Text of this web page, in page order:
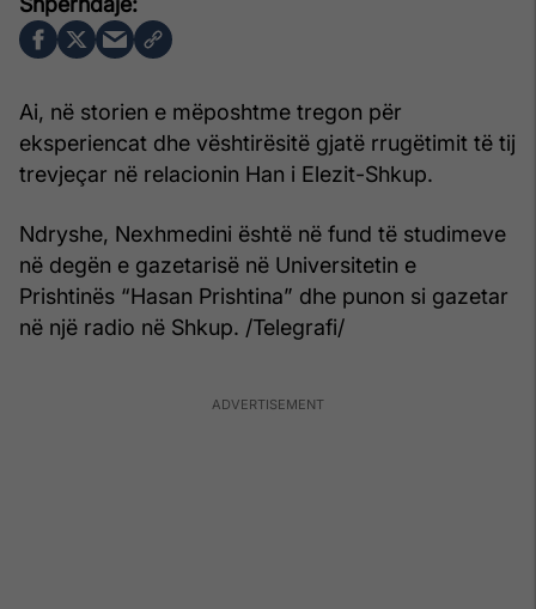
Ai, në storien e mëposhtme tregon për
eksperiencat dhe vështirësitë gjatë rrugëtimit të tij
trevjeçar në relacionin Han i Elezit-Shkup.
Ndryshe, Nexhmedini është në fund të studimeve
në degën e gazetarisë në Universitetin e
Prishtinës “Hasan Prishtina” dhe punon si gazetar
në një radio në Shkup. /Telegrafi/